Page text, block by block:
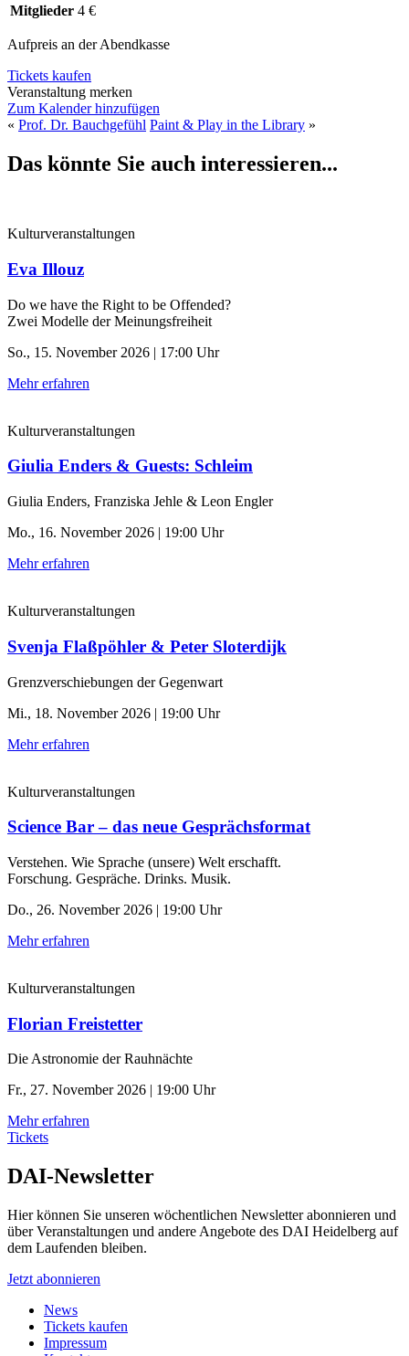
Mitglieder 4 €
Aufpreis an der Abendkasse
Tickets kaufen
Veranstaltung merken
Zum Kalender hinzufügen
« Prof. Dr. Bauchgefühl Paint & Play in the Library »
Das könnte Sie auch interessieren...
Kulturveranstaltungen
Eva Illouz
Do we have the Right to be Offended?
Zwei Modelle der Meinungsfreiheit
So., 15. November 2026 | 17:00 Uhr
Mehr erfahren
Kulturveranstaltungen
Giulia Enders & Guests: Schleim
Giulia Enders, Franziska Jehle & Leon Engler
Mo., 16. November 2026 | 19:00 Uhr
Mehr erfahren
Kulturveranstaltungen
Svenja Flaßpöhler & Peter Sloterdijk
Grenzverschiebungen der Gegenwart
Mi., 18. November 2026 | 19:00 Uhr
Mehr erfahren
Kulturveranstaltungen
Science Bar – das neue Gesprächsformat
Verstehen. Wie Sprache (unsere) Welt erschafft.
Forschung. Gespräche. Drinks. Musik.
Do., 26. November 2026 | 19:00 Uhr
Mehr erfahren
Kulturveranstaltungen
Florian Freistetter
Die Astronomie der ­Rauhnächte
Fr., 27. November 2026 | 19:00 Uhr
Mehr erfahren
Tickets
DAI-Newsletter
Hier können Sie unseren wöchentlichen Newsletter abonnieren und
über Veranstaltungen und andere Angebote des DAI Heidelberg auf
dem Laufenden bleiben.
Jetzt abonnieren
News
Tickets kaufen
Impressum